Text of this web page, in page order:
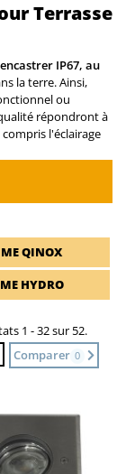
Terrasse
IP67, au
la terre. Ainsi,
ou
répondront à
l'éclairage
QINOX
HYDRO
1 - 32 sur 52.
Comparer 0